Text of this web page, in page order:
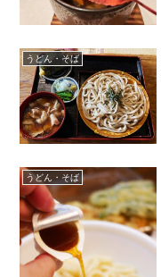
うどん・そば
うどん・そば